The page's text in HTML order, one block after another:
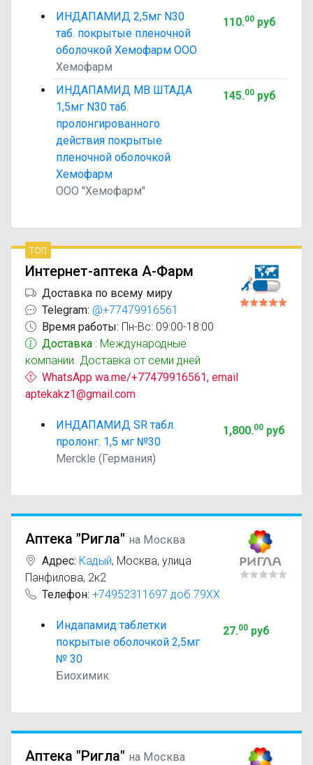
ИНДАПАМИД 2,5мг N30
таб. покрытые пленочной
оболочкой Хемофарм ООО
Хемофарм
110.00руб
ИНДАПАМИД МВ ШТАДА
1,5мг N30 таб.
пролонгированного
действия покрытые
пленочной оболочкой
Хемофарм
ООО "Хемофарм"
145.00руб
топ
Интернет-аптека А-Фарм
Доставка по всему миру
Telegram: @+77479916561
Время работы: Пн-Вс: 09:00-18:00
Доставка : Международные
компании. Доставка от семи дней
WhatsApp wa.me/+77479916561, email
aptekakz1@gmail.com
ИНДАПАМИД SR табл.
пролонг. 1,5 мг №30
Merckle (Германия)
1,800.00руб
Аптека "Ригла" на Москва
Адрес: Кадый, Москва, улица
Панфилова, 2к2
Телефон: +74952311697 доб.79XX
Индапамид таблетки
покрытые оболочкой 2,5мг
№ 30
Биохимик
27.00руб
Аптека "Ригла" на Москва